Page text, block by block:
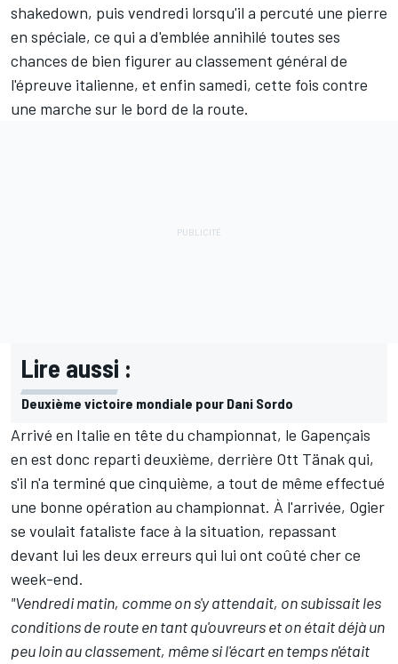
shakedown, puis vendredi lorsqu'il a percuté une pierre
en spéciale, ce qui a d'emblée annihilé toutes ses
chances de bien figurer au classement général de
l'épreuve italienne, et enfin samedi, cette fois contre
une marche sur le bord de la route.
Lire aussi :
Deuxième victoire mondiale pour Dani Sordo
Arrivé en Italie en tête du championnat, le Gapençais
en est donc reparti deuxième, derrière Ott Tänakqui,
s'il n'a terminé que cinquième, a tout de même effectué
une bonne opération au championnat. À l'arrivée, Ogier
se voulait fataliste face à la situation, repassant
devant lui les deux erreurs qui lui ont coûté cher ce
week-end.
"Vendredi matin, comme on s'y attendait, on subissait les
conditions de route en tant qu'ouvreurs et on était déjà un
peu loin au classement, même si l'écart en temps n'était